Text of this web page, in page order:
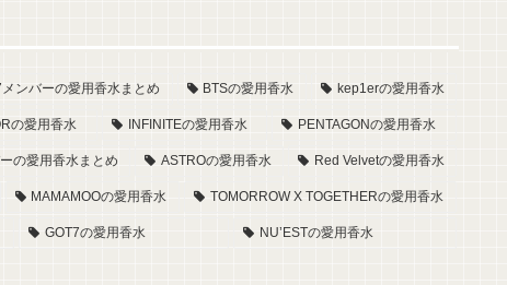
ンバーの愛用香水まとめ BTSの愛用香水 kep1erの愛用香水
の愛用香水 INFINITEの愛用香水 PENTAGONの愛用香水
の愛用香水まとめ ASTROの愛用香水 Red Velvetの愛用香水
MAMAMOOの愛用香水 TOMORROW X TOGETHERの愛用香水
GOT7の愛用香水 NU’ESTの愛用香水